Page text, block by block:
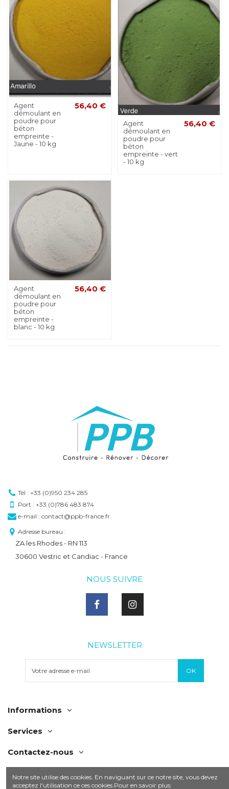
Agent
démoulant en
poudre pour
béton
empreinte -
Jaune - 10 kg
56,40 €
Agent
démoulant en
poudre pour
béton
empreinte - vert
- 10 kg
56,40 €
Agent
démoulant en
poudre pour
béton
empreinte -
blanc - 10 kg
56,40 €
Tél : +33 (0)950 234 285
Port : +33 (0)786 483 874
e-mail : contact@ppb-france.fr
Adresse bureau :
ZA les Rhodes - RN 113
30600 Vestric et Candiac - France
NOUS SUIVRE
NEWSLETTER
Informations
Services
Contactez-nous
Notre site utilise des cookies. En naviguant sur ce notre site, vous devez
acceptez l'utilisation ce ces cookies.Pour en savoir plus: